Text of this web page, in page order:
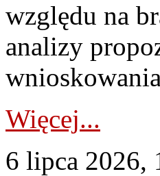
względu na
analizy
Więcej...
6 lipca 2026,